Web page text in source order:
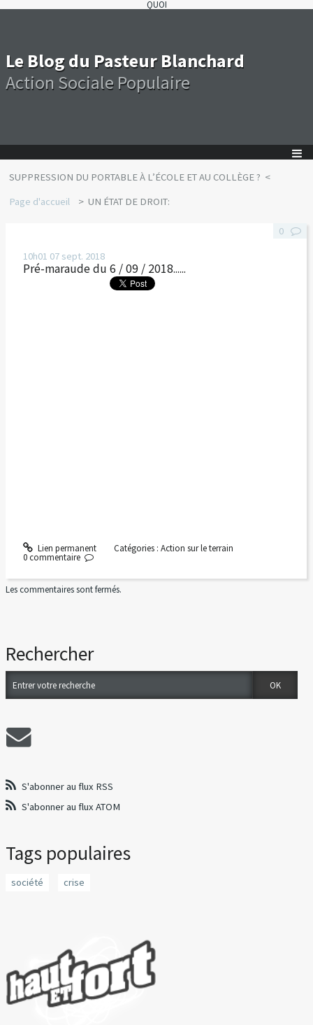
QUOI
Le Blog du Pasteur Blanchard
Action Sociale Populaire
Rechercher
S'abonner au flux RSS
S'abonner au flux ATOM
Tags populaires
société crise
SUPPRESSION DU PORTABLE À L’ÉCOLE ET AU COLLÈGE ?
Page d'accueil
UN ÉTAT DE DROIT:
10h01 07 sept. 2018
Pré-maraude du 6 / 09 / 2018......
Lien permanent Catégories : Action sur le terrain
0
0 commentaire
Les commentaires sont fermés.